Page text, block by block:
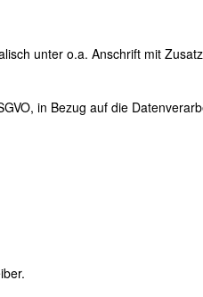
unter o.a. Anschrift mit
in Bezug auf die